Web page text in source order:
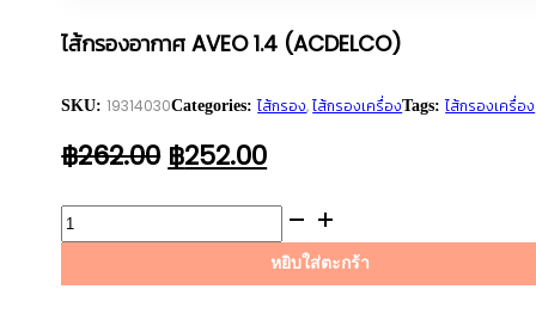
ไส้กรองอากาศ AVEO 1.4 (ACDELCO)
SKU:19314030Categories:ไส้กรอง,ไส้กรองเครื่องTags:ไส้กรองเครื่อง
฿262.00 ORIGINAL
PRICE
WAS:
฿262.00.
฿252.00CURRENT
PRICE
IS:
฿252.00.
จำนวน
ไส้
กรอง
หยิบใส่ตะกร้า